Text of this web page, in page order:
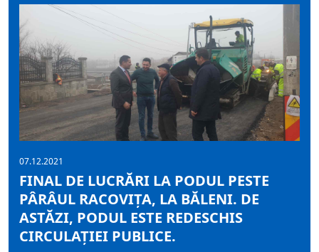
07.12.2021
FINAL DE LUCRĂRI LA PODUL PESTE
PÂRÂUL RACOVIȚA, LA BĂLENI. DE
ASTĂZI, PODUL ESTE REDESCHIS
CIRCULAȚIEI PUBLICE.